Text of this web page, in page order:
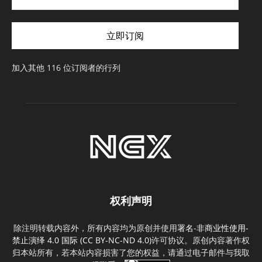
邮
件
址
立即订阅
加入其他 116 位订阅者的行列
权利声明
除注明转载内容外，所有内容均为原创并使用署名-非商业性使用-
禁止演绎 4.0 国际 (CC BY-NC-ND 4.0)许可协议。原创内容著作权
归本站所有，若本站内容损害了您的权益，请通过电子邮件与我取